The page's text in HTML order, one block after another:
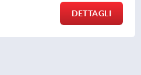
DETTAGLI